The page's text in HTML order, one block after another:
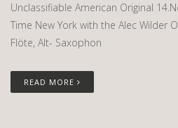
Unclassifiable American Original
Time New York with the Alec Wilder
Flöte, Alt- Saxophon
READ MORE